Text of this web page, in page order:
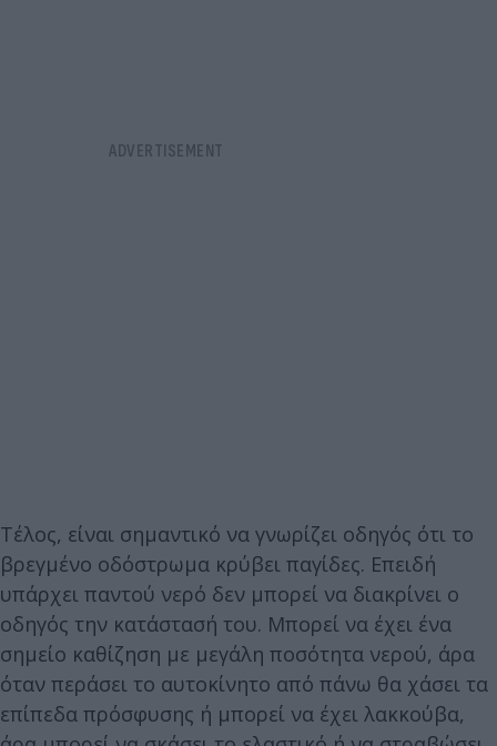
Τέλος, είναι σημαντικό να γνωρίζει οδηγός ότι το
βρεγμένο οδόστρωμα κρύβει παγίδες. Επειδή
υπάρχει παντού νερό δεν μπορεί να διακρίνει ο
οδηγός την κατάστασή του. Μπορεί να έχει ένα
σημείο καθίζηση με μεγάλη ποσότητα νερού, άρα
όταν περάσει το αυτοκίνητο από πάνω θα χάσει τα
επίπεδα πρόσφυσης ή μπορεί να έχει λακκούβα,